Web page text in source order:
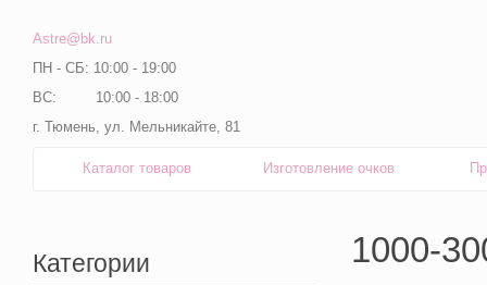
Astre@bk.ru
ПН - СБ: 10:00 - 19:00
ВС: 10:00 - 18:00
г. Тюмень, ул. Мельникайте, 81
Каталог товаров Изготовление очков
1000-
Категории